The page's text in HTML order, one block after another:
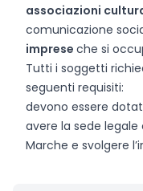
associazioni
comunicazione
imprese che si
Tutti i soggetti
seguenti requisiti:
devono essere
avere la sede
Marche e svolgere